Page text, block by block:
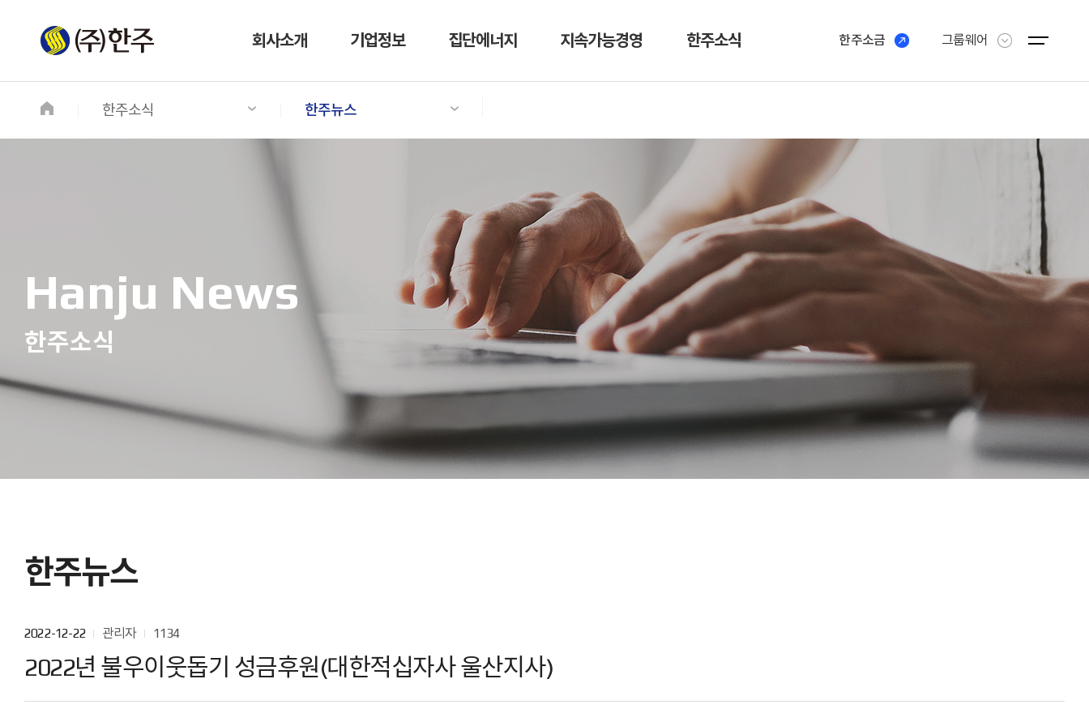
회사소개 기업정보 집단에너지 지속가능경영 한주소식 한주소금 그룹웨어
한주소식 한주뉴스
Hanju News
한주소식
한주뉴스
2022-12-22 관리자 1134
2022년 불우이웃돕기 성금후원(대한적십자사 울산지사)